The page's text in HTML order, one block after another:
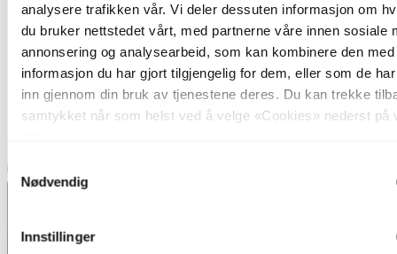
analysere trafikken vår. Vi deler dessuten informasjon om
du bruker nettstedet vårt, med partnerne våre innen sosiale
annonsering og analysearbeid, som kan kombinere den med
informasjon du har gjort tilgjengelig for dem, eller som de
inn gjennom din bruk av tjenestene deres. Du kan trekke
samtykket når som helst ved å velge «Cookies» nederst på
Samtykkevalg
Nødvendig
Innstillinger